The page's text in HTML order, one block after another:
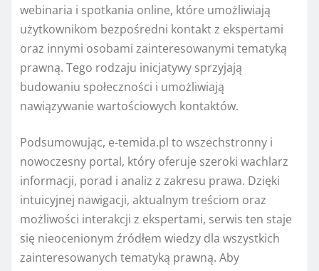
webinaria i spotkania online, które umożliwiają
użytkownikom bezpośredni kontakt z ekspertami
oraz innymi osobami zainteresowanymi tematyką
prawną. Tego rodzaju inicjatywy sprzyjają
budowaniu społeczności i umożliwiają
nawiązywanie wartościowych kontaktów.
Podsumowując, e-temida.pl to wszechstronny i
nowoczesny portal, który oferuje szeroki wachlarz
informacji, porad i analiz z zakresu prawa. Dzięki
intuicyjnej nawigacji, aktualnym treściom oraz
możliwości interakcji z ekspertami, serwis ten staje
się nieocenionym źródłem wiedzy dla wszystkich
zainteresowanych tematyką prawną. Aby